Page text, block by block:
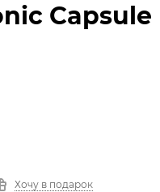
Capsule
Хочу в подарок